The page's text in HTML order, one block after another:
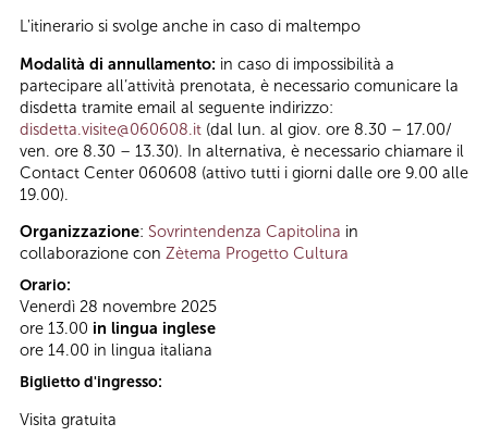
L'itinerario si svolge anche in caso di maltempo
Modalità di annullamento: in caso di impossibilità a
partecipare all’attività prenotata, è necessario comunicare la
disdetta tramite email al seguente indirizzo:
disdetta.visite@060608.it (dal lun. al giov. ore 8.30 – 17.00/
ven. ore 8.30 – 13.30). In alternativa, è necessario chiamare il
Contact Center 060608 (attivo tutti i giorni dalle ore 9.00 alle
19.00).
Organizzazione: Sovrintendenza Capitolina in
collaborazione con Zètema Progetto Cultura
Orario:
Venerdì 28 novembre 2025
ore 13.00 in lingua inglese
ore 14.00 in lingua italiana
Biglietto d'ingresso:
Visita gratuita